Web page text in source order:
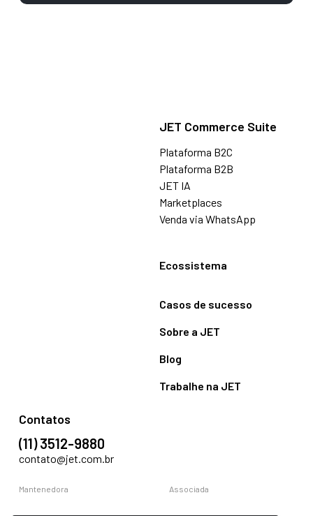
JET Commerce Suite
Plataforma B2C
Plataforma B2B
JET IA
Marketplaces
Venda via WhatsApp
Ecossistema
Casos de sucesso
Sobre a JET
Blog
Trabalhe na JET
Contatos
(11) 3512-9880
contato@jet.com.br
Mantenedora Associada